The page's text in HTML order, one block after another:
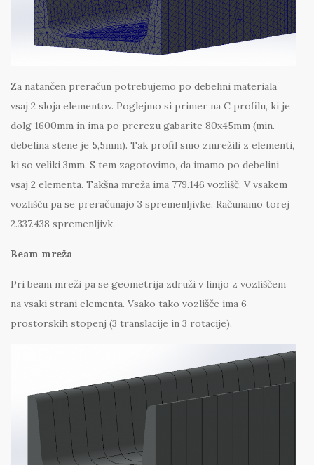
Za natančen preračun potrebujemo po debelini materiala
vsaj 2 sloja elementov. Poglejmo si primer na C profilu, ki je
dolg 1600mm in ima po prerezu gabarite 80x45mm (min.
debelina stene je 5,5mm). Tak profil smo zmrežili z elementi,
ki so veliki 3mm. S tem zagotovimo, da imamo po debelini
vsaj 2 elementa. Takšna mreža ima 779.146 vozlišč. V vsakem
vozlišču pa se preračunajo 3 spremenljivke. Računamo torej
2.337.438 spremenljivk.
Beam mreža
Pri beam mreži pa se geometrija združi v linijo z vozliščem
na vsaki strani elementa. Vsako tako vozlišče ima 6
prostorskih stopenj (3 translacije in 3 rotacije).